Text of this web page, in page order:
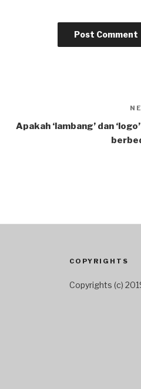
Apakah ‘lambang’ dan
COPYRIGHTS
Copyrights (c)